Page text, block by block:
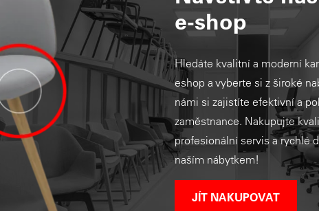
e-shop
Hledáte kvalitní a moderní
eshop a vyberte si z široké
námi si zajistíte efektivní a
zaměstnance. Nakupujte
profesionální servis a rychlé
naším nábytkem!
JÍT NAKUPOVAT